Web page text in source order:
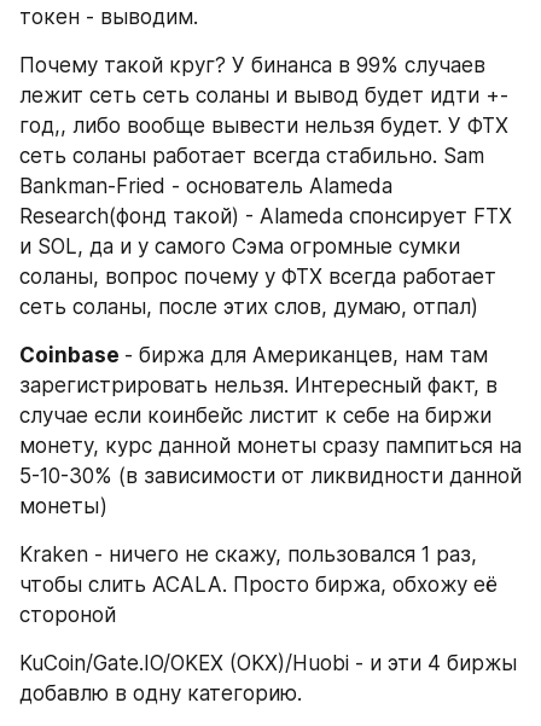
токен - выводим.
Почему такой круг? У бинанса в 99% случаев
лежит сеть сеть соланы и вывод будет идти +-
год,, либо вообще вывести нельзя будет. У ФТХ
сеть соланы работает всегда стабильно. Sam
Bankman-Fried - основатель Alameda
Research(фонд такой) - Alameda спонсирует FTX
и SOL, да и у самого Сэма огромные сумки
соланы, вопрос почему у ФТХ всегда работает
сеть соланы, после этих слов, думаю, отпал)
Coinbase - биржа для Американцев, нам там
зарегистрировать нельзя. Интересный факт, в
случае если коинбейс листит к себе на биржи
монету, курс данной монеты сразу пампиться на
5-10-30% (в зависимости от ликвидности данной
монеты)
Kraken - ничего не скажу, пользовался 1 раз,
чтобы слить ACALA. Просто биржа, обхожу её
стороной
KuCoin/Gate.IO/OKEX (OKX)/Huobi - и эти 4 биржы
добавлю в одну категорию.